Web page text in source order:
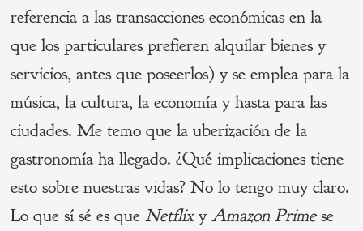
referencia a las transacciones económicas en la
que los particulares prefieren alquilar bienes y
servicios, antes que poseerlos) y se emplea para la
música, la cultura, la economía y hasta para las
ciudades. Me temo que la uberización de la
gastronomía ha llegado. ¿Qué implicaciones tiene
esto sobre nuestras vidas? No lo tengo muy claro.
Lo que sí sé es queNetflixyAmazon Primese